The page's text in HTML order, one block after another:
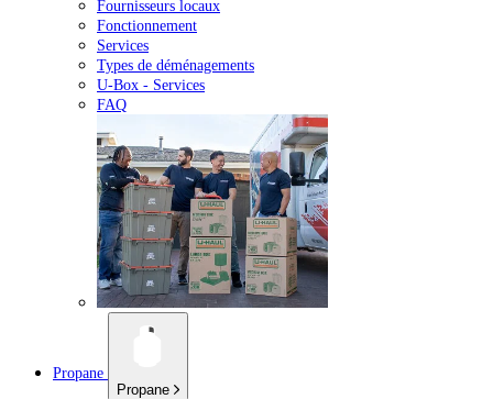
Fournisseurs locaux
Fonctionnement
Services
Types de déménagements
U-Box - Services
FAQ
Propane
Propane